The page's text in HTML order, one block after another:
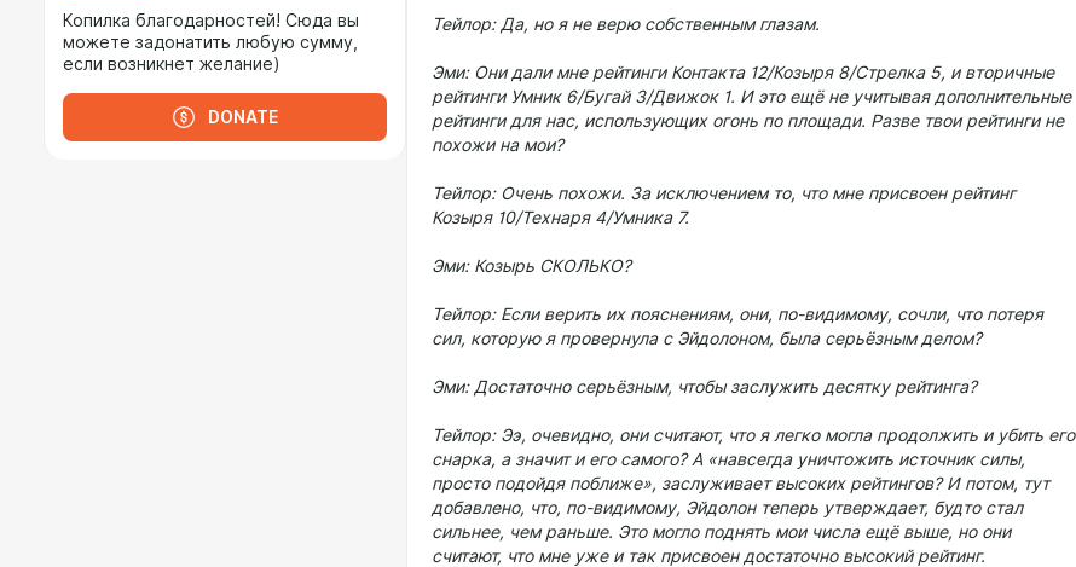
Копилка благодарностей! Сюда вы
можете задонатить любую сумму,
если возникнет желание)
DONATE
Тейлор: Да, но я не верю собственным глазам.
Эми: Они дали мне рейтинги Контакта 12/Козыря 8/Стрелка 5, и вторичные
рейтинги Умник 6/Бугай 3/Движок 1. И это ещё не учитывая дополнительные
рейтинги для нас, использующих огонь по площади. Разве твои рейтинги не
похожи на мои?
Тейлор: Очень похожи. За исключением то, что мне присвоен рейтинг
Козыря 10/Технаря 4/Умника 7.
Эми: Козырь СКОЛЬКО?
Тейлор: Если верить их пояснениям, они, по-видимому, сочли, что потеря
сил, которую я провернула с Эйдолоном, была серьёзным делом?
Эми: Достаточно серьёзным, чтобы заслужить десятку рейтинга?
Тейлор: Ээ, очевидно, они считают, что я легко могла продолжить и убить его
снарка, а значит и его самого? А «навсегда уничтожить источник силы,
просто подойдя поближе», заслуживает высоких рейтингов? И потом, тут
добавлено, что, по-видимому, Эйдолон теперь утверждает, будто стал
сильнее, чем раньше. Это могло поднять мои числа ещё выше, но они
считают, что мне уже и так присвоен достаточно высокий рейтинг.